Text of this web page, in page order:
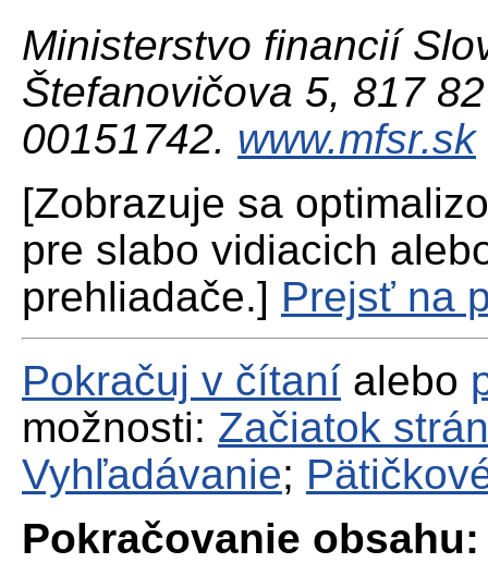
Ministerstvo financií
Štefanovičova 5, 817
00151742. www.mfsr.sk
[Zobrazuje sa
pre slabo vidiacich
prehliadače.] Prejsť na
Pokračuj v čítaní alebo
možnosti: Začiatok
Vyhľadávanie;
Pokračovanie obsahu: